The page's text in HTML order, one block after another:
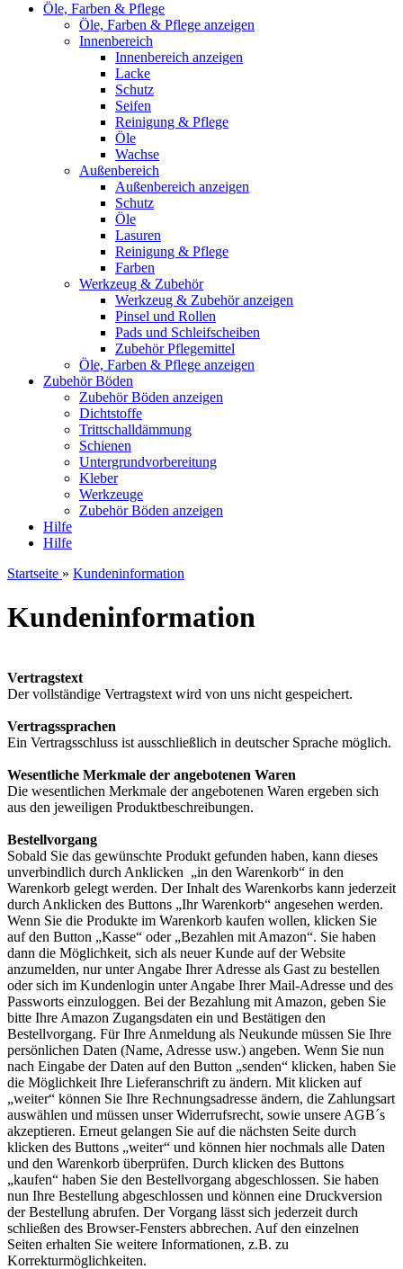
Öle, Farben & Pflege
Öle, Farben & Pflege anzeigen
Innenbereich
Innenbereich anzeigen
Lacke
Schutz
Seifen
Reinigung & Pflege
Öle
Wachse
Außenbereich
Außenbereich anzeigen
Schutz
Öle
Lasuren
Reinigung & Pflege
Farben
Werkzeug & Zubehör
Werkzeug & Zubehör anzeigen
Pinsel und Rollen
Pads und Schleifscheiben
Zubehör Pflegemittel
Öle, Farben & Pflege anzeigen
Zubehör Böden
Zubehör Böden anzeigen
Dichtstoffe
Trittschalldämmung
Schienen
Untergrundvorbereitung
Kleber
Werkzeuge
Zubehör Böden anzeigen
Hilfe
Hilfe
Startseite » Kundeninformation
Kundeninformation
Vertragstext
Der vollständige Vertragstext wird von uns nicht gespeichert.
Vertragssprachen
Ein Vertragsschluss ist ausschließlich in deutscher Sprache möglich.
Wesentliche Merkmale der angebotenen Waren
Die wesentlichen Merkmale der angebotenen Waren ergeben sich
aus den jeweiligen Produktbeschreibungen.
Bestellvorgang
Sobald Sie das gewünschte Produkt gefunden haben, kann dieses
unverbindlich durch Anklicken „in den Warenkorb“ in den
Warenkorb gelegt werden. Der Inhalt des Warenkorbs kann jederzeit
durch Anklicken des Buttons „Ihr Warenkorb“ angesehen werden.
Wenn Sie die Produkte im Warenkorb kaufen wollen, klicken Sie
auf den Button „Kasse“ oder „Bezahlen mit Amazon“. Sie haben
dann die Möglichkeit, sich als neuer Kunde auf der Website
anzumelden, nur unter Angabe Ihrer Adresse als Gast zu bestellen
oder sich im Kundenlogin unter Angabe Ihrer Mail-Adresse und des
Passworts einzuloggen. Bei der Bezahlung mit Amazon, geben Sie
bitte Ihre Amazon Zugangsdaten ein und Bestätigen den
Bestellvorgang. Für Ihre Anmeldung als Neukunde müssen Sie Ihre
persönlichen Daten (Name, Adresse usw.) angeben. Wenn Sie nun
nach Eingabe der Daten auf den Button „senden“ klicken, haben Sie
die Möglichkeit Ihre Lieferanschrift zu ändern. Mit klicken auf
„weiter“ können Sie Ihre Rechnungsadresse ändern, die Zahlungsart
auswählen und müssen unser Widerrufsrecht, sowie unsere AGB´s
akzeptieren. Erneut gelangen Sie auf die nächsten Seite durch
klicken des Buttons „weiter“ und können hier nochmals alle Daten
und den Warenkorb überprüfen. Durch klicken des Buttons
„kaufen“ haben Sie den Bestellvorgang abgeschlossen. Sie haben
nun Ihre Bestellung abgeschlossen und können eine Druckversion
der Bestellung abrufen. Der Vorgang lässt sich jederzeit durch
schließen des Browser-Fensters abbrechen. Auf den einzelnen
Seiten erhalten Sie weitere Informationen, z.B. zu
Korrekturmöglichkeiten.